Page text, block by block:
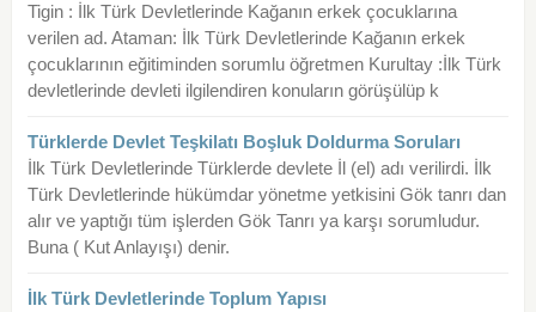
Tigin : İlk Türk Devletlerinde Kağanın erkek çocuklarına
verilen ad. Ataman: İlk Türk Devletlerinde Kağanın erkek
çocuklarının eğitiminden sorumlu öğretmen Kurultay :İlk Türk
devletlerinde devleti ilgilendiren konuların görüşülüp k
Türklerde Devlet Teşkilatı Boşluk Doldurma Soruları
İlk Türk Devletlerinde Türklerde devlete İl (el) adı verilirdi. İlk
Türk Devletlerinde hükümdar yönetme yetkisini Gök tanrı dan
alır ve yaptığı tüm işlerden Gök Tanrı ya karşı sorumludur.
Buna ( Kut Anlayışı) denir.
İlk Türk Devletlerinde Toplum Yapısı